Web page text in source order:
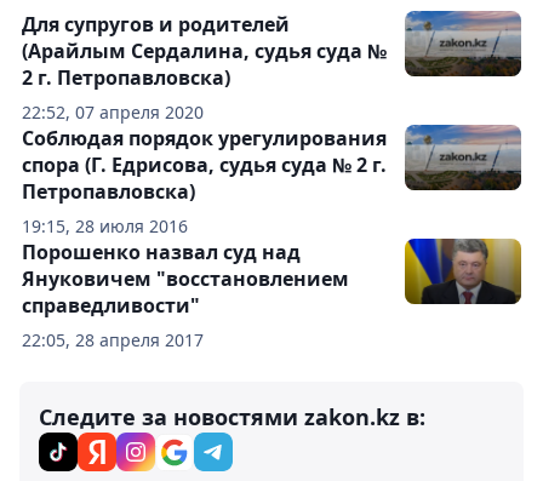
22:52, 07 апреля 2020
Для супругов и родителей
(Арайлым Сердалина, судья суда №
2 г. Петропавловска)
19:15, 28 июля 2016
Соблюдая порядок урегулирования
спора (Г. Едрисова, судья суда № 2 г.
Петропавловска)
22:05, 28 апреля 2017
Порошенко назвал суд над
Януковичем "восстановлением
справедливости"
Следите за новостями zakon.kz в: